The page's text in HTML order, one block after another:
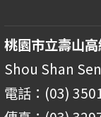
桃園市立壽山
Shou Shan
電話：(03)